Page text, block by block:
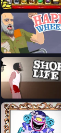
Happy Wheels
Short Life